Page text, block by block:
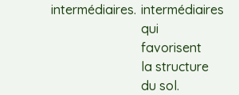
intermédiaires. intermédiaires
qui
favorisent
la structure
du sol.